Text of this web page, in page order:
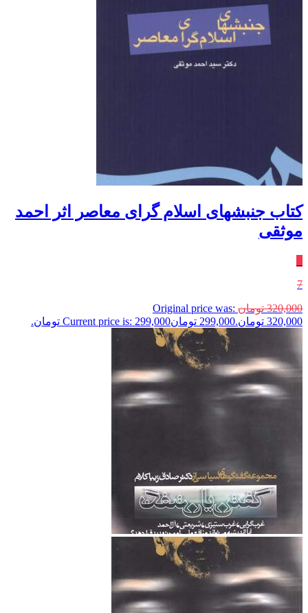
کتاب جنبشهای اسلام گرای معاصر اثر احمد
موثقی
7
320,000 تومان Original price was:
320,000 تومان.
299,000 تومانCurrent price is: 299,000 تومان.